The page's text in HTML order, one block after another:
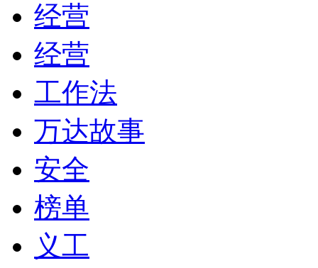
经营
经营
工作法
万达故事
安全
榜单
义工